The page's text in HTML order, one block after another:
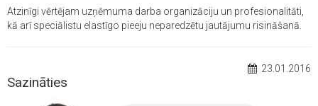
Atzinīgi vērtējam uzņēmuma darba organizāciju un profesionalitāti,
kā arī speciālistu elastīgo pieeju neparedzētu jautājumu risināšanā.
23.01.2016
Sazināties